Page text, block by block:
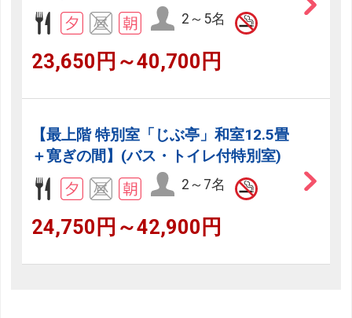
2～5名
23,650円～40,700円
【最上階 特別室「じぶ亭」和室12.5畳
＋寛ぎの間】(バス・トイレ付特別室)
2～7名
24,750円～42,900円